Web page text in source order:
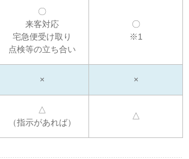
〇
来客対応
宅急便受け取り
点検等の立ち合い
〇
※1
× ×
△
（指示があれば）
△